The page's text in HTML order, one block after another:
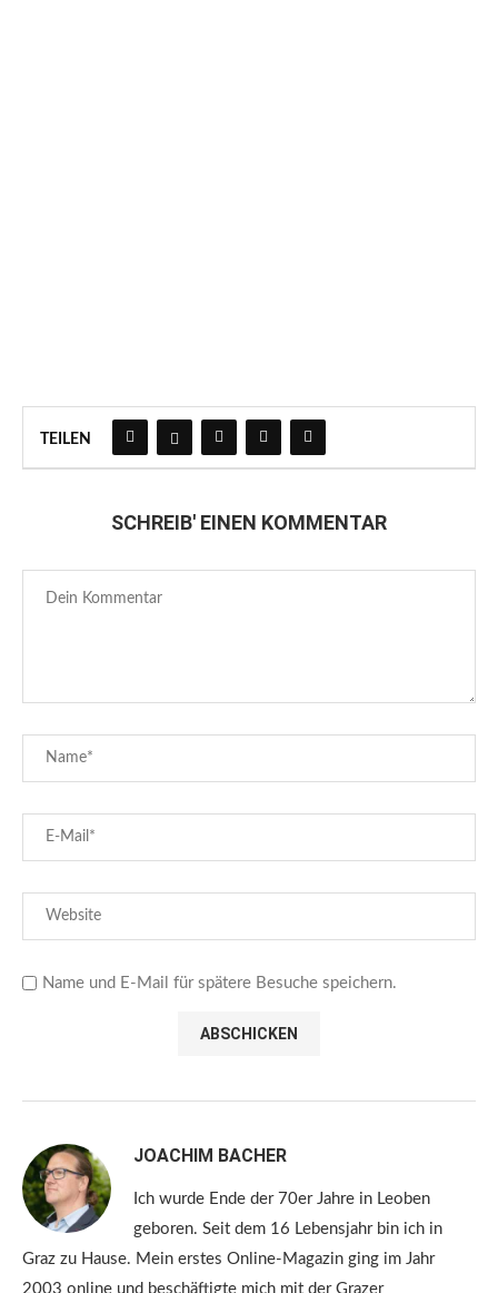
TEILEN
SCHREIB' EINEN KOMMENTAR
Name und E-Mail für spätere Besuche speichern.
JOACHIM BACHER
Ich wurde Ende der 70er Jahre in Leoben
geboren. Seit dem 16 Lebensjahr bin ich in
Graz zu Hause. Mein erstes Online-Magazin ging im Jahr
2003 online und beschäftigte mich mit der Grazer